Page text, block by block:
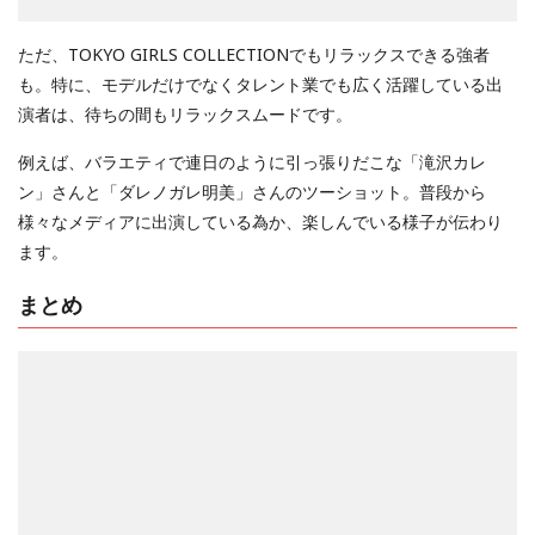
ただ、TOKYO GIRLS COLLECTIONでもリラックスできる強者
も。特に、モデルだけでなくタレント業でも広く活躍している出
演者は、待ちの間もリラックスムードです。
例えば、バラエティで連日のように引っ張りだこな「滝沢カレ
ン」さんと「ダレノガレ明美」さんのツーショット。普段から
様々なメディアに出演している為か、楽しんでいる様子が伝わり
ます。
まとめ